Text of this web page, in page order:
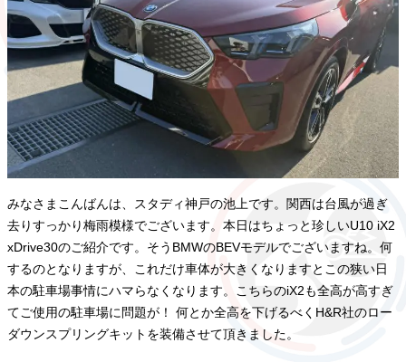
みなさまこんばんは、スタディ神戸の池上です。関西は台風が過ぎ
去りすっかり梅雨模様でございます。本日はちょっと珍しいU10 iX2
xDrive30のご紹介です。そうBMWのBEVモデルでございますね。何
するのとなりますが、これだけ車体が大きくなりますとこの狭い日
本の駐車場事情にハマらなくなります。こちらのiX2も全高が高すぎ
てご使用の駐車場に問題が！ 何とか全高を下げるべくH&R社のロー
ダウンスプリングキットを装備させて頂きました。